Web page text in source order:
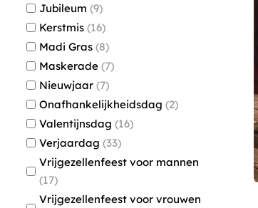
Jubileum 9
Kerstmis 16
Madi Gras 8
Maskerade 7
Nieuwjaar 7
Onafhankelijkheidsdag 2
Valentijnsdag 16
Verjaardag 33
Vrijgezellenfeest voor mannen
17
Vrijgezellenfeest voor vrouwen